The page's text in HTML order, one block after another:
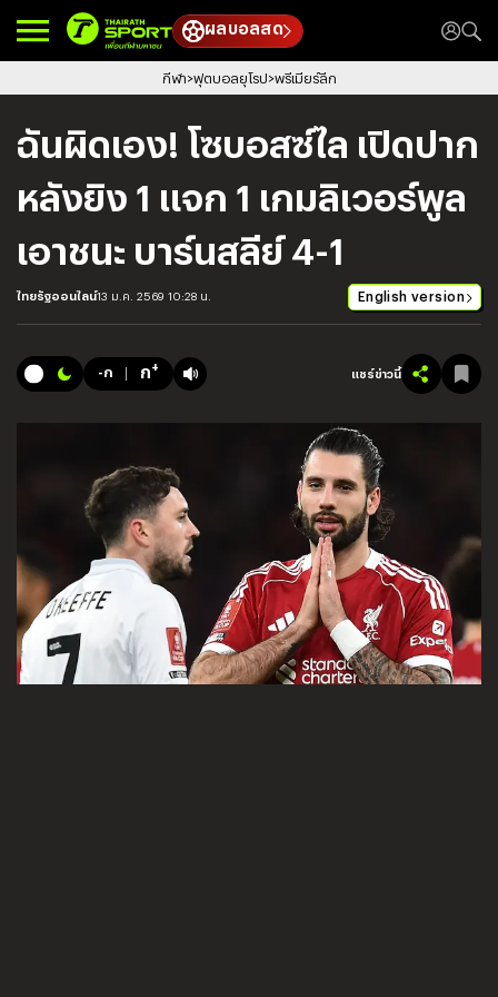
ผลบอลสด
กีฬา ฟุตบอลยุโรป พรีเมียร์ลีก
ฉันผิดเอง! โซบอสซ์ไล เปิดปาก
หลังยิง 1 แจก 1 เกมลิเวอร์พูล
เอาชนะ บาร์นสลีย์ 4-1
ไทยรัฐออนไลน์13 ม.ค. 2569 10:28 น. English version
-ก ก+ แชร์ข่าวนี้